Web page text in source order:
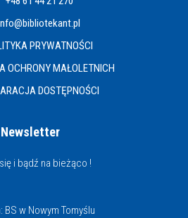
PRYWATNOŚCI
OCHRONY MAŁOLETNICH
DOSTĘPNOŚCI
Newsletter
i bądź na bieżąco !
BS w Nowym Tomyślu